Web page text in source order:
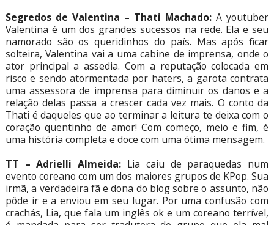
Segredos de Valentina – Thati Machado: A youtuber
Valentina é um dos grandes sucessos na rede. Ela e seu
namorado são os queridinhos do país. Mas após ficar
solteira, Valentina vai a uma cabine de imprensa, onde o
ator principal a assedia. Com a reputação colocada em
risco e sendo atormentada por haters, a garota contrata
uma assessora de imprensa para diminuir os danos e a
relação delas passa a crescer cada vez mais. O conto da
Thati é daqueles que ao terminar a leitura te deixa com o
coração quentinho de amor! Com começo, meio e fim, é
uma história completa e doce com uma ótima mensagem.
TT – Adrielli Almeida: Lia caiu de paraquedas num
evento coreano com um dos maiores grupos de KPop. Sua
irmã, a verdadeira fã e dona do blog sobre o assunto, não
pôde ir e a enviou em seu lugar. Por uma confusão com
crachás, Lia, que fala um inglês ok e um coreano terrível,